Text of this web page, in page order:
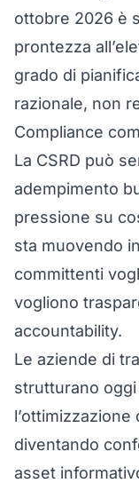
ottobre 2026 è
prontezza
grado di
razionale, non
Compliance
La CSRD può
adempimento
pressione su
sta muovendo
committenti
vogliono
accountability.
Le aziende di
strutturano
diventando
asset